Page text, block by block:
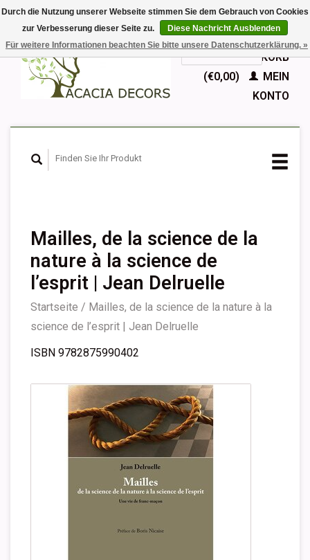
EUR
GBPDeutsch
Nederlands
English
IHR WARENKORB
(€0,00)
MEIN
KONTO
Mailles, de la science de la
nature à la science de
l’esprit | Jean Delruelle
Startseite / Mailles, de la science de la nature à la
science de l’esprit | Jean Delruelle
ISBN 9782875990402
Durch die Nutzung unserer Webseite stimmen Sie dem Gebrauch von Cookies
zur Verbesserung dieser Seite zu.
Diese Nachricht Ausblenden
Für weitere Informationen beachten Sie bitte unsere Datenschutzerklärung. »